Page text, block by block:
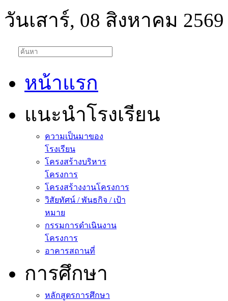
วันเสาร์, 08 สิงหาคม 2569
หน้าแรก
แนะนำโรงเรียน
ความเป็นมาของ
โรงเรียน
โครงสร้างบริหาร
โครงการ
โครงสร้างงานโครงการ
วิสัยทัศน์ / พันธกิจ / เป้า
หมาย
กรรมการดำเนินงาน
โครงการ
อาคารสถานที่
การศึกษา
หลักสูตรการศึกษา